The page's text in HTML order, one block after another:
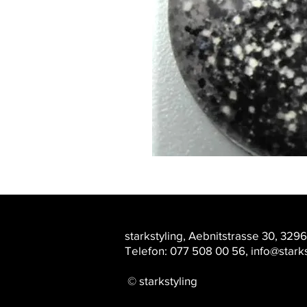
starkstyling, Aebnitstrasse 30 ,
Telefon: 077 508 00 56
© starkstyling